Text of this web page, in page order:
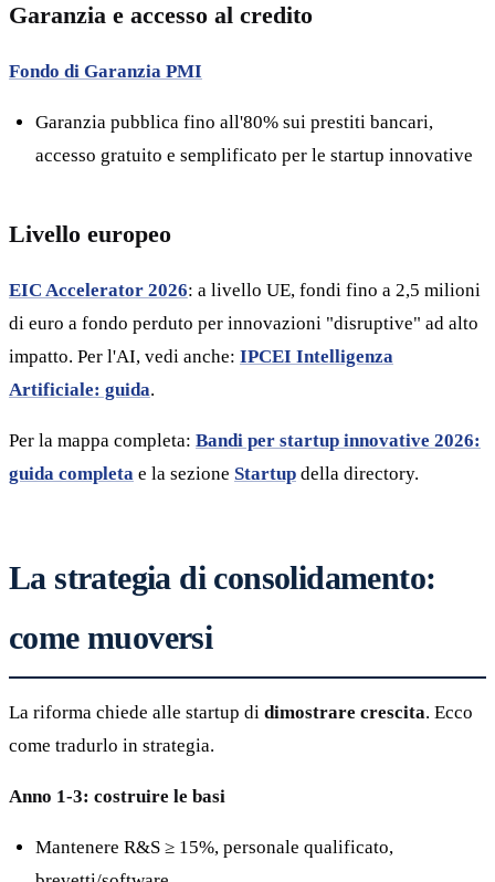
Garanzia e accesso al credito
Fondo di Garanzia PMI
Garanzia pubblica fino all'80% sui prestiti bancari,
accesso gratuito e semplificato per le startup innovative
Livello europeo
EIC Accelerator 2026: a livello UE, fondi fino a 2,5 milioni
di euro a fondo perduto per innovazioni "disruptive" ad alto
impatto. Per l'AI, vedi anche: IPCEI Intelligenza
Artificiale: guida.
Per la mappa completa: Bandi per startup innovative 2026:
guida completa e la sezione Startup della directory.
La strategia di consolidamento:
come muoversi
La riforma chiede alle startup di dimostrare crescita. Ecco
come tradurlo in strategia.
Anno 1-3: costruire le basi
Mantenere R&S ≥ 15%, personale qualificato,